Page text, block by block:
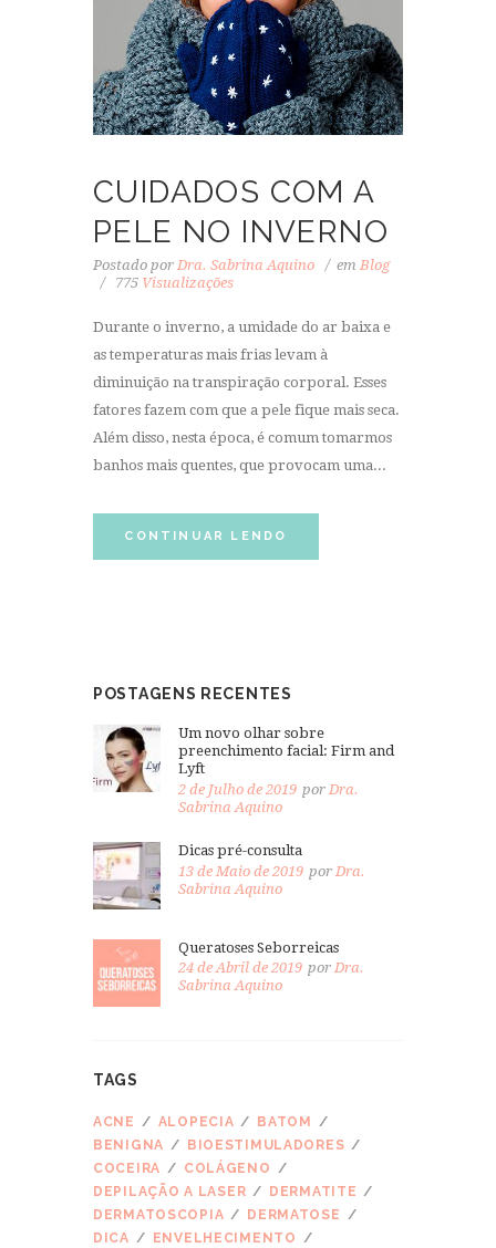
CUIDADOS COM A
PELE NO INVERNO
Postado por Dra. Sabrina Aquino em Blog
775 Visualizações
Durante o inverno, a umidade do ar baixa e
as temperaturas mais frias levam à
diminuição na transpiração corporal. Esses
fatores fazem com que a pele fique mais seca.
Além disso, nesta época, é comum tomarmos
banhos mais quentes, que provocam uma...
CONTINUAR LENDO
POSTAGENS RECENTES
Um novo olhar sobre
preenchimento facial: Firm and
Lyft
2 de Julho de 2019 por Dra.
Sabrina Aquino
Dicas pré-consulta
13 de Maio de 2019 por Dra.
Sabrina Aquino
Queratoses Seborreicas
24 de Abril de 2019 porDra.
Sabrina Aquino
TAGS
ACNE ALOPECIA
BATOM
BENIGNA
BIOESTIMULADORES
COCEIRA
COLÁGENO
DEPILAÇÃO A LASER
DERMATITE
DERMATOSCOPIA
DERMATOSE
DICA
ENVELHECIMENTO